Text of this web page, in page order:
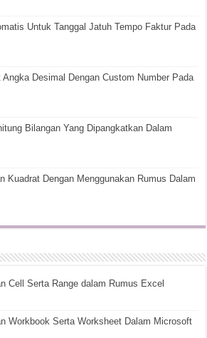
Untuk Tanggal Jatuh Tempo Faktur Pada
Desimal Dengan Custom Number Pada
Bilangan Yang Dipangkatkan Dalam
Kuadrat Dengan Menggunakan Rumus Dalam
Cell Serta Range dalam Rumus Excel
Workbook Serta Worksheet Dalam Microsoft